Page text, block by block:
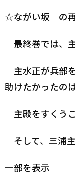
☆ながい坂 の再
最終巻では、
主水正が兵部
助けたかったの
主殿をすくう
そして、三浦
一部を表示